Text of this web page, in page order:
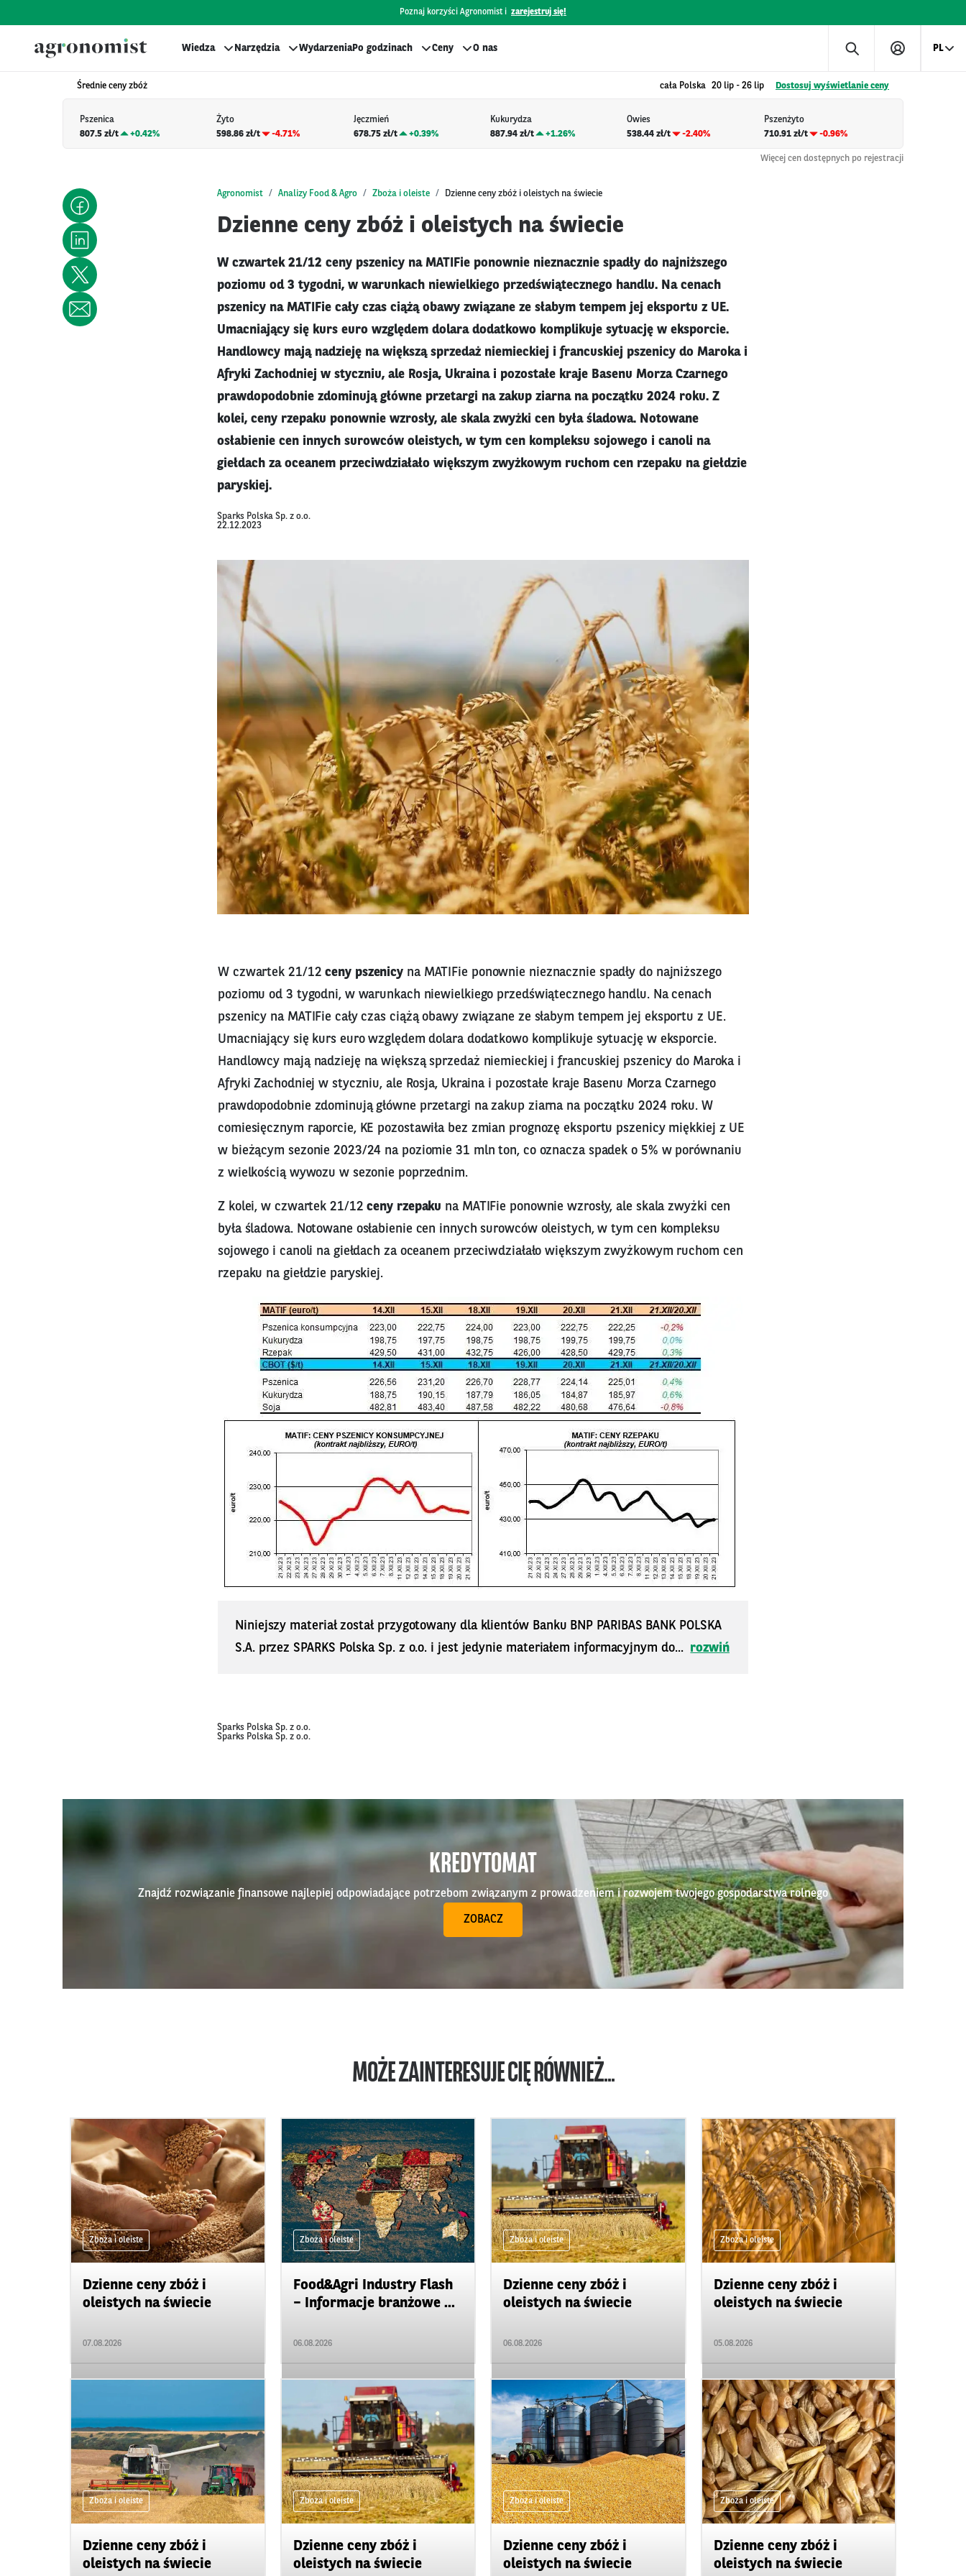
Poznaj korzyści Agronomist i zarejestruj się!
Wiedza Narzędzia WydarzeniaPo godzinach Ceny O nas PL
Średnie ceny zbóż cała Polska 20 lip - 26 lip Dostosuj wyświetlanie ceny
Pszenica
807.5 zł/t
+0.42%
Żyto
598.86 zł/t
-4.71%
Jęczmień
678.75 zł/t
+0.39%
Kukurydza
887.94 zł/t
+1.26%
Owies
538.44 zł/t
-2.40%
Pszenżyto
710.91 zł/t
-0.96%
Więcej cen dostępnych po rejestracji
Agronomist Analizy Food & Agro Zboża i oleiste Dzienne ceny zbóż i oleistych na świecie
Dzienne ceny zbóż i oleistych na świecie
W czwartek 21/12 ceny pszenicy na MATIFie ponownie nieznacznie spadły do najniższego
poziomu od 3 tygodni, w warunkach niewielkiego przedświątecznego handlu. Na cenach
pszenicy na MATIFie cały czas ciążą obawy związane ze słabym tempem jej eksportu z UE.
Umacniający się kurs euro względem dolara dodatkowo komplikuje sytuację w eksporcie.
Handlowcy mają nadzieję na większą sprzedaż niemieckiej i francuskiej pszenicy do Maroka i
Afryki Zachodniej w styczniu, ale Rosja, Ukraina i pozostałe kraje Basenu Morza Czarnego
prawdopodobnie zdominują główne przetargi na zakup ziarna na początku 2024 roku. Z
kolei, ceny rzepaku ponownie wzrosły, ale skala zwyżki cen była śladowa. Notowane
osłabienie cen innych surowców oleistych, w tym cen kompleksu sojowego i canoli na
giełdach za oceanem przeciwdziałało większym zwyżkowym ruchom cen rzepaku na giełdzie
paryskiej.
Sparks Polska Sp. z o.o.
22.12.2023
W czwartek 21/12ceny pszenicy na MATIFie ponownie nieznacznie spadły do najniższego
poziomu od 3 tygodni, w warunkach niewielkiego przedświątecznego handlu. Na cenach
pszenicy na MATIFie cały czas ciążą obawy związane ze słabym tempem jej eksportu z UE.
Umacniający się kurs euro względem dolara dodatkowo komplikuje sytuację w eksporcie.
Handlowcy mają nadzieję na większą sprzedaż niemieckiej i francuskiej pszenicy do Maroka i
Afryki Zachodniej w styczniu, ale Rosja, Ukraina i pozostałe kraje Basenu Morza Czarnego
prawdopodobnie zdominują główne przetargi na zakup ziarna na początku 2024 roku. W
comiesięcznym raporcie, KE pozostawiła bez zmian prognozę eksportu pszenicy miękkiej z UE
w bieżącym sezonie 2023/24 na poziomie 31 mln ton, co oznacza spadek o 5% w porównaniu
z wielkością wywozu w sezonie poprzednim.
Z kolei, w czwartek 21/12ceny rzepaku na MATIFie ponownie wzrosły, ale skala zwyżki cen
była śladowa. Notowane osłabienie cen innych surowców oleistych, w tym cen kompleksu
sojowego i canoli na giełdach za oceanem przeciwdziałało większym zwyżkowym ruchom cen
rzepaku na giełdzie paryskiej.
Niniejszy materiał został przygotowany dla klientów Banku BNP PARIBAS BANK POLSKA
S.A. przez SPARKS Polska Sp. z o.o. i jest jedynie materiałem informacyjnym do... rozwiń
Sparks Polska Sp. z o.o.
Sparks Polska Sp. z o.o.
KREDYTOMAT
Znajdź rozwiązanie finansowe najlepiej odpowiadające potrzebom związanym z prowadzeniem i rozwojem twojego gospodarstwa rolnego
ZOBACZ
MOŻE ZAINTERESUJE CIĘ RÓWNIEŻ...
Zboża i oleiste
Dzienne ceny zbóż i
oleistych na świecie
07.08.2026
Zboża i oleiste
Food&Agri Industry Flash
– Informacje branżowe ...
06.08.2026
Zboża i oleiste
Dzienne ceny zbóż i
oleistych na świecie
06.08.2026
Zboża i oleiste
Dzienne ceny zbóż i
oleistych na świecie
05.08.2026
Zboża i oleiste
Dzienne ceny zbóż i
oleistych na świecie
Zboża i oleiste
Dzienne ceny zbóż i
oleistych na świecie
Zboża i oleiste
Dzienne ceny zbóż i
oleistych na świecie
Zboża i oleiste
Dzienne ceny zbóż i
oleistych na świecie